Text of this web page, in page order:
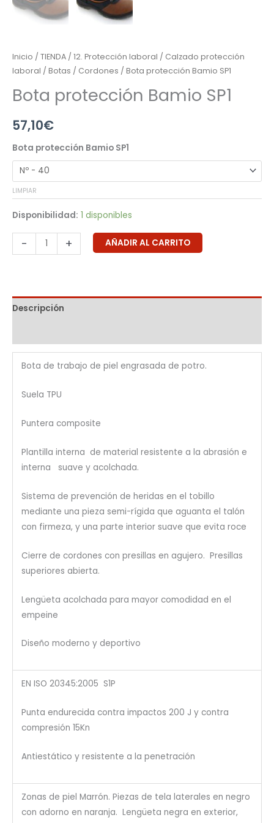
Inicio / TIENDA / 12. Protección laboral / Calzado protección
laboral / Botas / Cordones / Bota protección Bamio SP1
Bota protección Bamio SP1
57,10€
Bota protección Bamio SP1
LIMPIAR
Disponibilidad: 1 disponibles
- + AÑADIR AL CARRITO
Descripción
Bota de trabajo de piel engrasada de potro.
Suela TPU
Puntera composite
Plantilla interna de material resistente a la abrasión e
interna suave y acolchada.
Sistema de prevención de heridas en el tobillo
mediante una pieza semi-rígida que aguanta el talón
con firmeza, y una parte interior suave que evita roce
Cierre de cordones con presillas en agujero. Presillas
superiores abierta.
Lengüeta acolchada para mayor comodidad en el
empeine
Diseño moderno y deportivo
EN ISO 20345:2005 S1P
Punta endurecida contra impactos 200 J y contra
compresión 15Kn
Antiestático y resistente a la penetración
Zonas de piel Marrón. Piezas de tela laterales en negro
con adorno en naranja. Lengüeta negra en exterior,